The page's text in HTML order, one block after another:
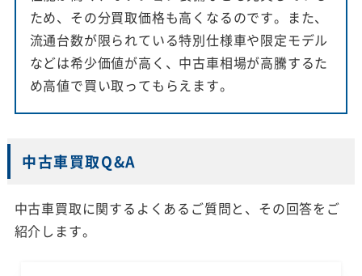
ため、その分買取価格も高くなるのです。また、
流通台数が限られている特別仕様車や限定モデル
などは希少価値が高く、中古車相場が高騰するた
め高値で買い取ってもらえます。
中古車買取Q&A
中古車買取に関するよくあるご質問と、その回答をご
紹介します。